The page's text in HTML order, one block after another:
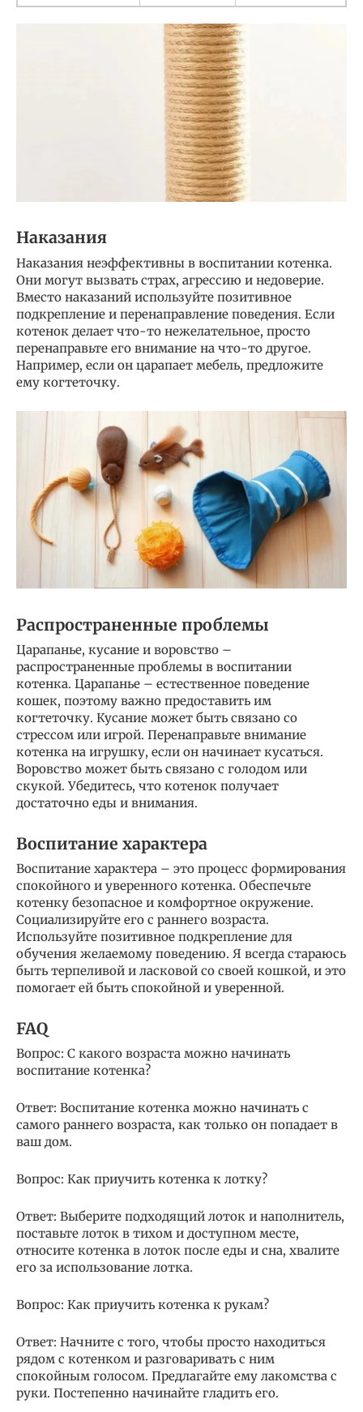
Наказания
Наказания неэффективны в воспитании котенка.
Они могут вызвать страх, агрессию и недоверие.
Вместо наказаний используйте позитивное
подкрепление и перенаправление поведения. Если
котенок делает что-то нежелательное, просто
перенаправьте его внимание на что-то другое.
Например, если он царапает мебель, предложите
ему когтеточку.
Распространенные проблемы
Царапанье, кусание и воровство –
распространенные проблемы в воспитании
котенка. Царапанье – естественное поведение
кошек, поэтому важно предоставить им
когтеточку. Кусание может быть связано со
стрессом или игрой. Перенаправьте внимание
котенка на игрушку, если он начинает кусаться.
Воровство может быть связано с голодом или
скукой. Убедитесь, что котенок получает
достаточно еды и внимания.
Воспитание характера
Воспитание характера – это процесс формирования
спокойного и уверенного котенка. Обеспечьте
котенку безопасное и комфортное окружение.
Социализируйте его с раннего возраста.
Используйте позитивное подкрепление для
обучения желаемому поведению. Я всегда стараюсь
быть терпеливой и ласковой со своей кошкой, и это
помогает ей быть спокойной и уверенной.
FAQ
Вопрос: С какого возраста можно начинать
воспитание котенка?
Ответ: Воспитание котенка можно начинать с
самого раннего возраста, как только он попадает в
ваш дом.
Вопрос: Как приучить котенка к лотку?
Ответ: Выберите подходящий лоток и наполнитель,
поставьте лоток в тихом и доступном месте,
относите котенка в лоток после еды и сна, хвалите
его за использование лотка.
Вопрос: Как приучить котенка к рукам?
Ответ: Начните с того, чтобы просто находиться
рядом с котенком и разговаривать с ним
спокойным голосом. Предлагайте ему лакомства с
руки. Постепенно начинайте гладить его.